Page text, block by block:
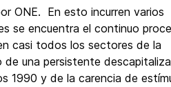
ONE. En esto incurren varios
se encuentra el continuo
casi todos los sectores de la
de una persistente
1990 y de la carencia de